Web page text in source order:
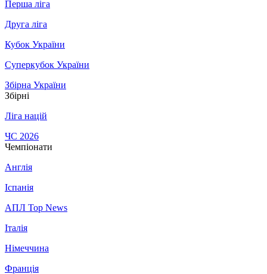
Перша ліга
Друга ліга
Кубок України
Суперкубок України
Збірна України
Збірні
Ліга націй
ЧС 2026
Чемпіонати
Англія
Іспанія
АПЛ Top News
Італія
Німеччина
Франція